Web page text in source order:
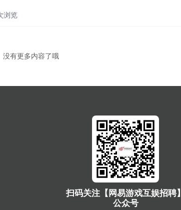
浏览
没有更多内容了哦
扫码关注【网易游戏互娱招聘】
公众号